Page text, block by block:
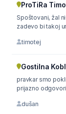
ProTiRa
Spoštovani, žal
zadevo bi takoj
timotej
Gostilna
pravkar smo
prijazno
dušan